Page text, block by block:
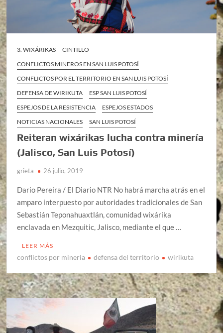
3. WIXÁRIKAS
CINTILLO
CONFLICTOS MINEROS EN SAN LUIS POTOSÍ
CONFLICTOS POR EL TERRITORIO EN SAN LUIS POTOSÍ
DEFENSA DE WIRIKUTA
ESP SAN LUIS POTOSÍ
ESPEJOS DE LA RESISTENCIA
ESPEJOS ESTADOS
NOTICIAS NACIONALES
SAN LUIS POTOSÍ
Reiteran wixárikas lucha contra minería
(Jalisco, San Luis Potosí)
grieta 26 julio, 2019
Dario Pereira / El Diario NTR No habrá marcha atrás en el
amparo interpuesto por autoridades tradicionales de San
Sebastián Teponahuaxtlán, comunidad wixárika
enclavada en Mezquitic, Jalisco, mediante el que …
LEER MÁS
conflictos por mineria defensa del territorio wirikuta